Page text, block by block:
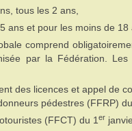
tous les 2 ans,
ans et pour les moins de 18
comprend
par la Fédération.
des licences et appel de
pédestres (FFRP)
(FFCT) du 1 er